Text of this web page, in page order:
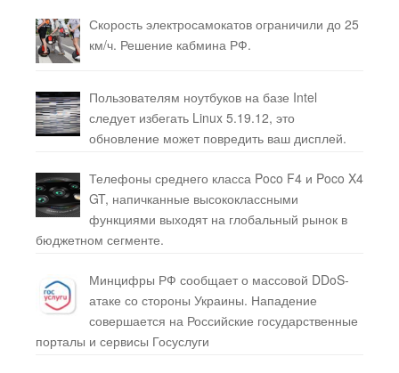
Скорость электросамокатов ограничили до 25
км/ч. Решение кабмина РФ.
Пользователям ноутбуков на базе Intel
следует избегать Linux 5.19.12, это
обновление может повредить ваш дисплей.
Телефоны среднего класса Poco F4 и Poco X4
GT, напичканные высококлассными
функциями выходят на глобальный рынок в
бюджетном сегменте.
Минцифры РФ сообщает о массовой DDoS-
атаке со стороны Украины. Нападение
совершается на Российские государственные
порталы и сервисы Госуслуги